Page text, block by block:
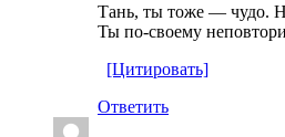
Тань, ты тоже — чудо.
Ты по-своему
[Цитировать]
Ответить